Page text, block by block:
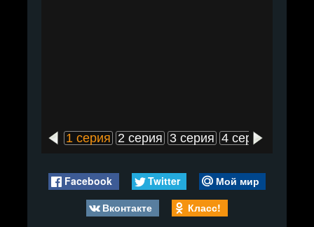
1 серия 2 серия 3 серия 4 серия
Facebook Twitter
Мой мир
Вконтакте
Класс!